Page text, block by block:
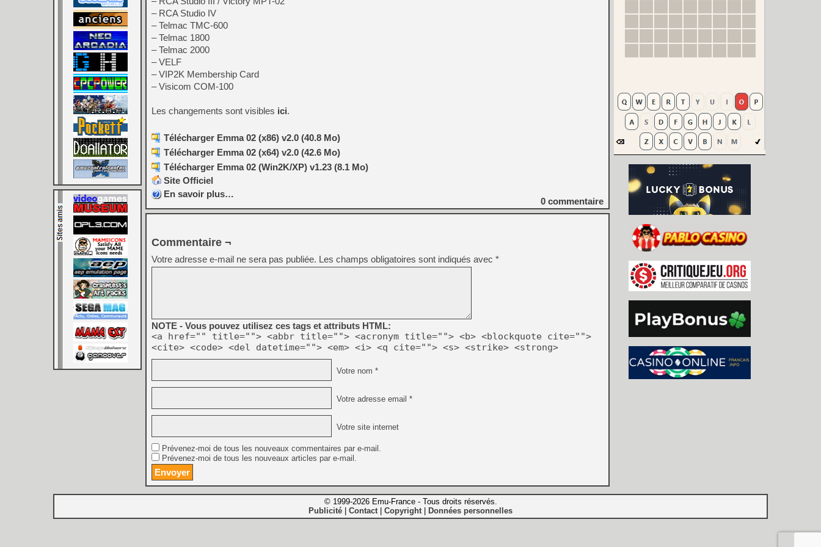
– RCA Studio IV
– Telmac TMC-600
– Telmac 1800
– Telmac 2000
– VELF
– VIP2K Membership Card
– Visicom COM-100
Les changements sont visibles ici.
Télécharger Emma 02 (x86) v2.0 (40.8 Mo)
Télécharger Emma 02 (x64) v2.0 (42.6 Mo)
Télécharger Emma 02 (Win2K/XP) v1.23 (8.1 Mo)
Site Officiel
En savoir plus…
0 commentaire
Commentaire ¬
Votre adresse e-mail ne sera pas publiée. Les champs obligatoires sont indiqués avec *
NOTE - Vous pouvez utilisez ces tags et attributs HTML:
<a href="" title=""> <abbr title=""> <acronym title=""> <b> <blockquote cite="">
<cite> <code> <del datetime=""> <em> <i> <q cite=""> <s> <strike> <strong>
Votre nom *
Votre adresse email *
Votre site internet
Prévenez-moi de tous les nouveaux commentaires par e-mail.
Prévenez-moi de tous les nouveaux articles par e-mail.
© 1999-2026 Emu-France - Tous droits réservés.
Publicité Contact| Copyright| Données personnelles